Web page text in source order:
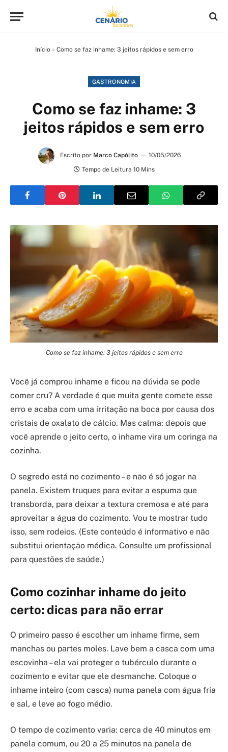
Início» Como se faz inhame: 3 jeitos rápidos e sem erro
GASTRONOMIA
Como se faz inhame: 3
jeitos rápidos e sem erro
Escrito por Marco Capólito
10/05/2026
Tempo de Leitura 10 Mins
Como se faz inhame: 3 jeitos rápidos e sem erro
Você já comprou inhame e ficou na dúvida se pode
comer cru? A verdade é que muita gente comete esse
erro e acaba com uma irritação na boca por causa dos
cristais de oxalato de cálcio. Mas calma: depois que
você aprende o jeito certo, o inhame vira um coringa na
cozinha.
O segredo está no cozimento – e não é só jogar na
panela. Existem truques para evitar a espuma que
transborda, para deixar a textura cremosa e até para
aproveitar a água do cozimento. Vou te mostrar tudo
isso, sem rodeios. (Este conteúdo é informativo e não
substitui orientação médica. Consulte um profissional
para questões de saúde.)
Como cozinhar inhame do jeito
certo: dicas para não errar
O primeiro passo é escolher um inhame firme, sem
manchas ou partes moles. Lave bem a casca com uma
escovinha – ela vai proteger o tubérculo durante o
cozimento e evitar que ele desmanche. Coloque o
inhame inteiro (com casca) numa panela com água fria
e sal, e leve ao fogo médio.
O tempo de cozimento varia: cerca de 40 minutos em
panela comum, ou 20 a 25 minutos na panela de